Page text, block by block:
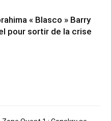
« Blasco » Barry
pour sortir de la crise